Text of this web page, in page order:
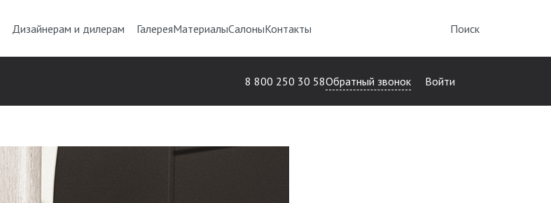
Дизайнерам и дилерам ГалереяМатериалыСалоныКонтакты Поиск
8 800 250 30 58Обратный звонок Войти